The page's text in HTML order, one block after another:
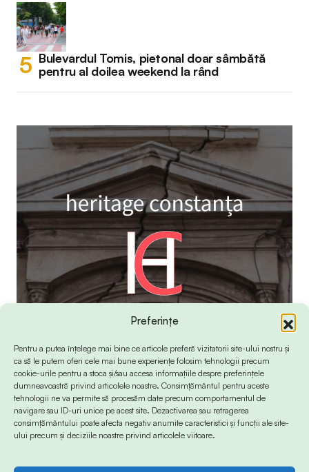
Preferințe
Pentru a putea înțelege mai bine ce articole preferă vizitatorii site-ului nostru și
ca să le putem oferi cele mai bune experiențe folosim tehnologii precum
cookie-urile pentru a stoca și/sau accesa informațiile despre preferințele
dumneavoastră privind articolele noastre. Consimțământul pentru aceste
tehnologii ne va permite să procesăm date precum comportamentul de
navigare sau ID-uri unice pe acest site. Dezactivarea sau retragerea
consimțământului poate afecta negativ anumite caracteristici și funcții ale site-
ului precum și deciziile noastre privind articolele viitoare.
Bulevardul Tomis, pietonal doar sâmbătă
pentru al doilea weekend la rând